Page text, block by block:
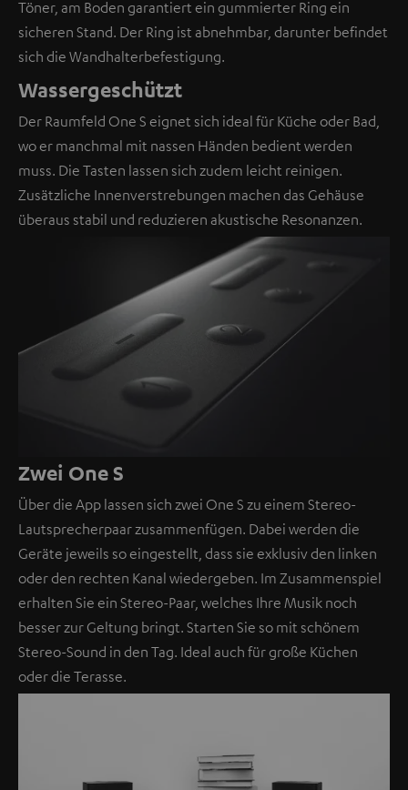
Töner, am Boden garantiert ein gummierter Ring ein
sicheren Stand. Der Ring ist abnehmbar, darunter befindet
sich die Wandhalterbefestigung.
Wassergeschützt
Der Raumfeld One S eignet sich ideal für Küche oder Bad,
wo er manchmal mit nassen Händen bedient werden
muss. Die Tasten lassen sich zudem leicht reinigen.
Zusätzliche Innenverstrebungen machen das Gehäuse
überaus stabil und reduzieren akustische Resonanzen.
Zwei One S
Über die App lassen sich zwei One S zu einem Stereo-
Lautsprecherpaar zusammenfügen. Dabei werden die
Geräte jeweils so eingestellt, dass sie exklusiv den linken
oder den rechten Kanal wiedergeben. Im Zusammenspiel
erhalten Sie ein Stereo-Paar, welches Ihre Musik noch
besser zur Geltung bringt. Starten Sie so mit schönem
Stereo-Sound in den Tag. Ideal auch für große Küchen
oder die Terasse.